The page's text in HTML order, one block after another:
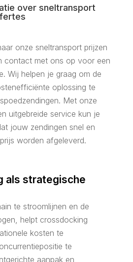
over sneltransport
onze sneltransport prijzen
contact met ons op voor een
Wij helpen je graag om de
oplossing te
Met onze
uitgebreide service kun je
jouw zendingen snel en
worden afgeleverd.
als strategische
te stroomlijnen en de
helpt crossdocking
kosten te
te
aanpak en